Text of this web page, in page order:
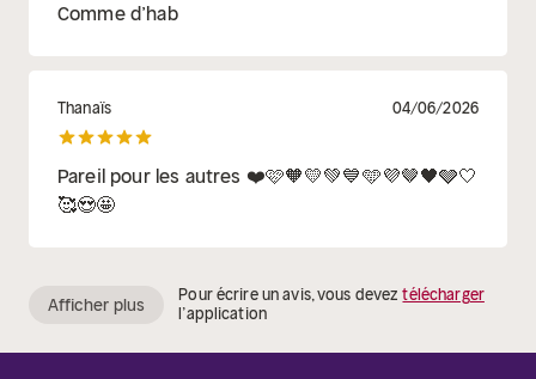
Comme d’hab
Thanaïs 04/06/2026
Pareil pour les autres ❤️🩷🧡💛💚💙🩵💜🤎🖤🩶🤍
🥰😍🤩
Afficher plus Pour écrire un avis, vous deveztélécharger
l’application